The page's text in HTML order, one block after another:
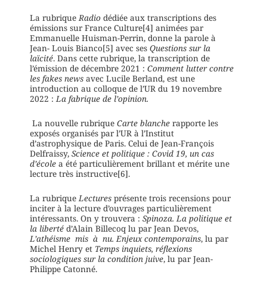
La rubriqueRadio dédiée aux transcriptions des
émissions sur France Culture[4] animées par
Emmanuelle Huisman-Perrin, donne la parole à
Jean- Louis Bianco[5] avec ses Questions sur la
laïcité. Dans cette rubrique, la transcription de
l’émission de décembre 2021 : Comment lutter contre
les fakes news avec Lucile Berland, est une
introduction au colloque de l’UR du 19 novembre
2022 :La fabrique de l’opinion.
La nouvelle rubrique Carte blanche rapporte les
exposés organisés par l’UR à l’Institut
d’astrophysique de Paris. Celui de Jean-François
Delfraissy, Science et politique : Covid 19, un cas
d’école a été particulièrement brillant et mérite une
lecture très instructive[6].
La rubriqueLectures présente trois recensions pour
inciter à la lecture d’ouvrages particulièrement
intéressants. On y trouvera : Spinoza. La politique et
la liberté d’Alain Billecoq lu par Jean Devos,
L’athéisme mis à nu. Enjeux contemporains, lu par
Michel Henry et Temps inquiets, réflexions
sociologiques sur la condition juive, lu par Jean-
Philippe Catonné.